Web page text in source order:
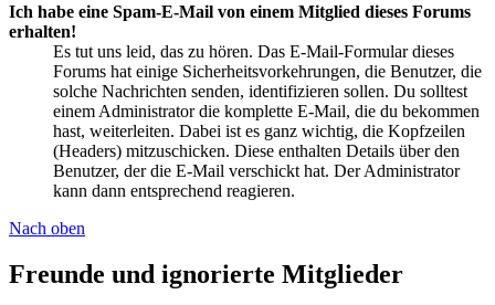
Ich habe eine Spam-E-Mail von einem Mitglied dieses Forums
erhalten!
Es tut uns leid, das zu hören. Das E-Mail-Formular dieses
Forums hat einige Sicherheitsvorkehrungen, die Benutzer, die
solche Nachrichten senden, identifizieren sollen. Du solltest
einem Administrator die komplette E-Mail, die du bekommen
hast, weiterleiten. Dabei ist es ganz wichtig, die Kopfzeilen
(Headers) mitzuschicken. Diese enthalten Details über den
Benutzer, der die E-Mail verschickt hat. Der Administrator
kann dann entsprechend reagieren.
Nach oben
Freunde und ignorierte Mitglieder